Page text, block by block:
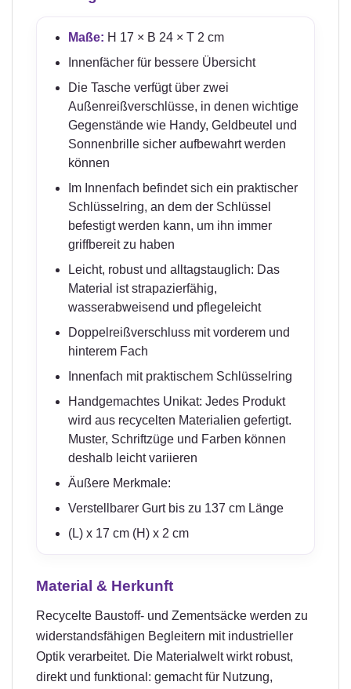
Maße: H 17 × B 24 × T 2 cm
Innenfächer für bessere Übersicht
Die Tasche verfügt über zwei
Außenreißverschlüsse, in denen wichtige
Gegenstände wie Handy, Geldbeutel und
Sonnenbrille sicher aufbewahrt werden
können
Im Innenfach befindet sich ein praktischer
Schlüsselring, an dem der Schlüssel
befestigt werden kann, um ihn immer
griffbereit zu haben
Leicht, robust und alltagstauglich: Das
Material ist strapazierfähig,
wasserabweisend und pflegeleicht
Doppelreißverschluss mit vorderem und
hinterem Fach
Innenfach mit praktischem Schlüsselring
Handgemachtes Unikat: Jedes Produkt
wird aus recycelten Materialien gefertigt.
Muster, Schriftzüge und Farben können
deshalb leicht variieren
Äußere Merkmale:
Verstellbarer Gurt bis zu 137 cm Länge
(L) x 17 cm (H) x 2 cm
Material & Herkunft
Recycelte Baustoff- und Zementsäcke werden zu
widerstandsfähigen Begleitern mit industrieller
Optik verarbeitet. Die Materialwelt wirkt robust,
direkt und funktional: gemacht für Nutzung,